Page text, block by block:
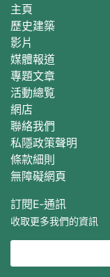
主頁
歷史建築
影片
媒體報道
專題文章
活動總覧
網店
聯絡我們
私隱政策聲明
條款細則
無障礙網頁
訂閱E‐通訊
收取更多我們的資訊